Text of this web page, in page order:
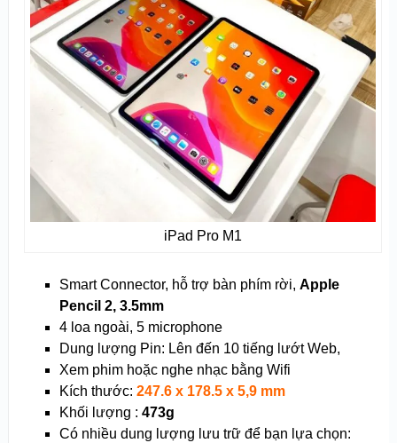
iPad Pro M1
Smart Connector, hỗ trợ bàn phím rời, Apple
Pencil 2, 3.5mm
4 loa ngoài, 5 microphone
Dung lượng Pin: Lên đến 10 tiếng lướt Web,
Xem phim hoặc nghe nhạc bằng Wifi
Kích thước: 247.6 x 178.5 x 5,9 mm
Khối lượng : 473g
Có nhiều dung lượng lưu trữ để bạn lựa chọn: